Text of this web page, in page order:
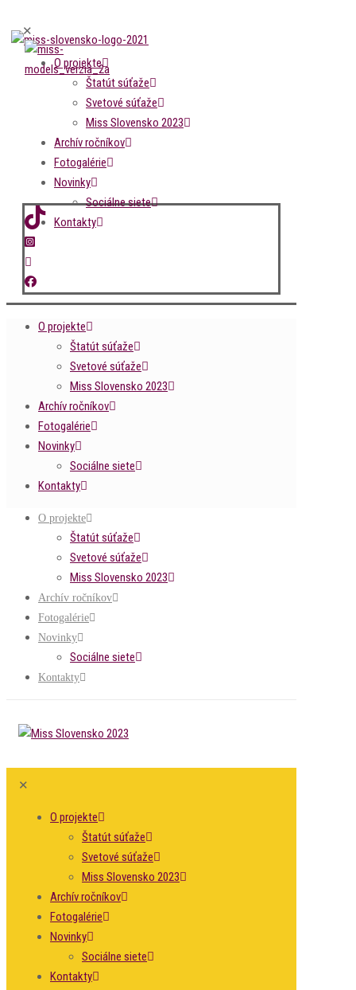
✕
O projekte
Štatút súťaže
Svetové súťaže
Miss Slovensko 2023
Archív ročníkov
Fotogalérie
Novinky
Sociálne siete
Kontakty
O projekte
Štatút súťaže
Svetové súťaže
Miss Slovensko 2023
Archív ročníkov
Fotogalérie
Novinky
Sociálne siete
Kontakty
O projekte
Štatút súťaže
Svetové súťaže
Miss Slovensko 2023
Archív ročníkov
Fotogalérie
Novinky
Sociálne siete
Kontakty
✕
O projekte
Štatút súťaže
Svetové súťaže
Miss Slovensko 2023
Archív ročníkov
Fotogalérie
Novinky
Sociálne siete
Kontakty